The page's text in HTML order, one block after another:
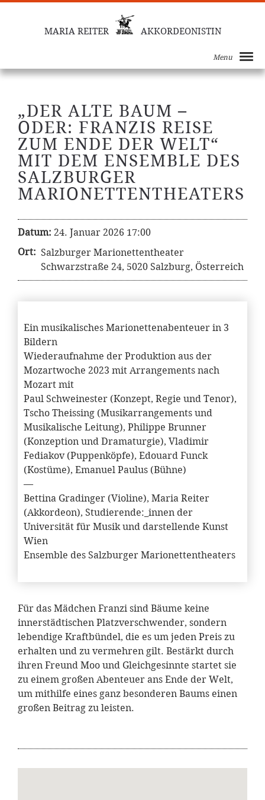
MARIA REITER AKKORDEONISTIN
Menu
„DER ALTE BAUM –
ODER: FRANZIS REISE
ZUM ENDE DER WELT“
MIT DEM ENSEMBLE DES
SALZBURGER
MARIONETTENTHEATERS
Datum: 24. Januar 2026 17:00
Ort: Salzburger Marionettentheater
Schwarzstraße 24, 5020 Salzburg, Österreich
Ein musikalisches Marionettenabenteuer in 3
Bildern
Wiederaufnahme der Produktion aus der
Mozartwoche 2023 mit Arrangements nach
Mozart mit
Paul Schweinester (Konzept, Regie und Tenor),
Tscho Theissing (Musikarrangements und
Musikalische Leitung), Philippe Brunner
(Konzeption und Dramaturgie), Vladimir
Fediakov (Puppenköpfe), Edouard Funck
(Kostüme), Emanuel Paulus (Bühne)
—
Bettina Gradinger (Violine), Maria Reiter
(Akkordeon), Studierende:_innen der
Universität für Musik und darstellende Kunst
Wien
Ensemble des Salzburger Marionettentheaters
Für das Mädchen Franzi sind Bäume keine
innerstädtischen Platzverschwender, sondern
lebendige Kraftbündel, die es um jeden Preis zu
erhalten und zu vermehren gilt. Bestärkt durch
ihren Freund Moo und Gleichgesinnte startet sie
zu einem großen Abenteuer ans Ende der Welt,
um mithilfe eines ganz besonderen Baums einen
großen Beitrag zu leisten.